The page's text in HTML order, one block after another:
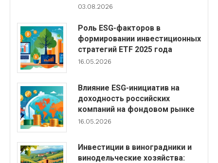
03.08.2026
Роль ESG-факторов в
формировании инвестиционных
стратегий ETF 2025 года
16.05.2026
Влияние ESG-инициатив на
доходность российских
компаний на фондовом рынке
16.05.2026
Инвестиции в виноградники и
винодельческие хозяйства: